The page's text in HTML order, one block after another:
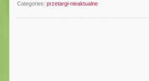
Categories: przetargi-nieaktualne